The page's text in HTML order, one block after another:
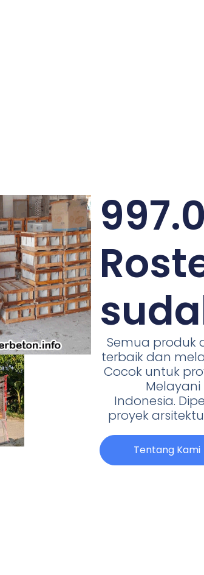
Semua produk
terbaik dan
Cocok untuk
Indonesia.
proyek
Tentang Kami